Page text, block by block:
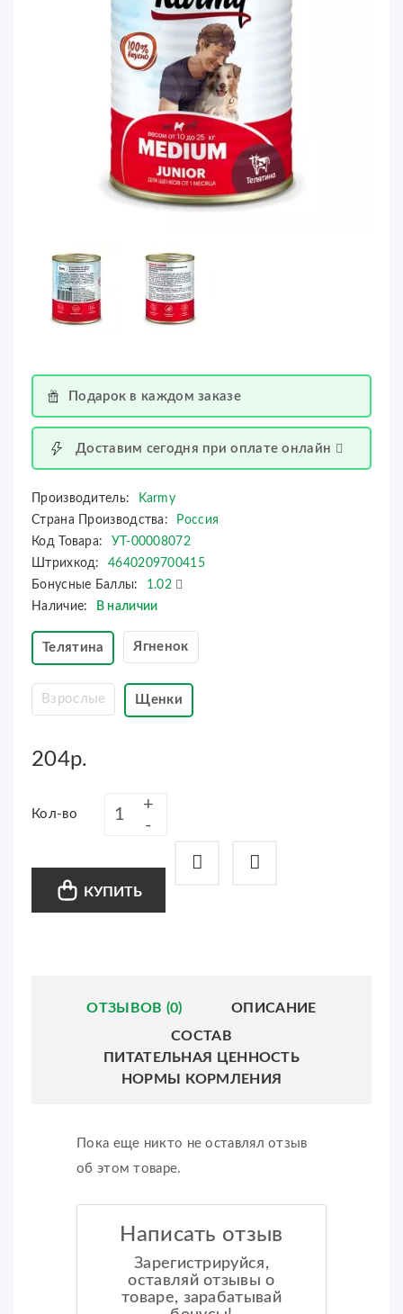
Производитель:
Karmy
Страна Производства:
Россия
Код Товара:
УТ-00008072
Штрихкод:
4640209700415
Бонусные Баллы:
1.02
Наличие:
В наличии
Телятина Ягненок
Взрослые Щенки
204р.
Кол-во
КУПИТЬ
Подарок в каждом заказе
Доставим сегодня при оплате онлайн
ОТЗЫВОВ (0)
ОПИСАНИЕ
СОСТАВ
ПИТАТЕЛЬНАЯ ЦЕННОСТЬ
НОРМЫ КОРМЛЕНИЯ
Пока еще никто не оставлял отзыв
об этом товаре.
Написать отзыв
Зарегистрируйся,
оставляй отзывы о
товаре, зарабатывай